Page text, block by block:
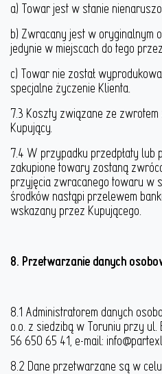
a) Towar jest w stanie
b) Zwracany jest w oryginalnym
jedynie w miejscach do tego
c) Towar nie został
specjalne życzenie Klienta.
7.3 Koszty związane ze
Kupujący.
7.4 W przypadku przedpłaty lub
zakupione towary zostaną
przyjęcia zwracanego towaru w
środków nastąpi przelewem
wskazany przez Kupującego.
8. Przetwarzanie danych
8.1 Administratorem danych
o.o. z siedzibą w Toruniu przy ul.
56 650 65 41, e-mail:
8.2 Dane przetwarzane są w